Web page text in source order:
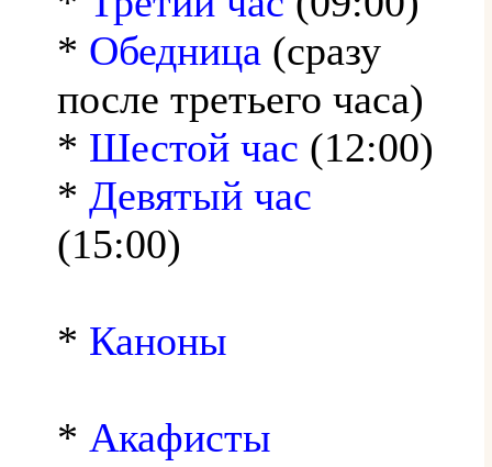
* Обедница (сразу
после третьего часа)
* Шестой час (12:00)
* Девятый час
(15:00)
* Каноны
* Акафисты